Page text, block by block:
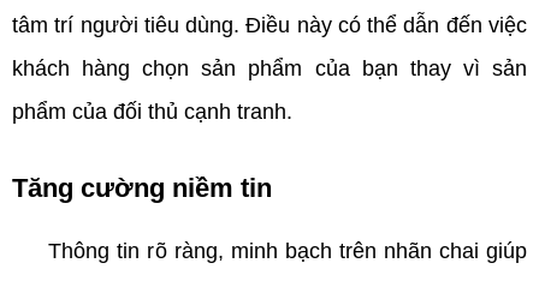
tâm trí người tiêu dùng. Điều này có thể dẫn đến việc
khách hàng chọn sản phẩm của bạn thay vì sản
phẩm của đối thủ cạnh tranh.
Tăng cường niềm tin
Thông tin rõ ràng, minh bạch trên nhãn chai giúp